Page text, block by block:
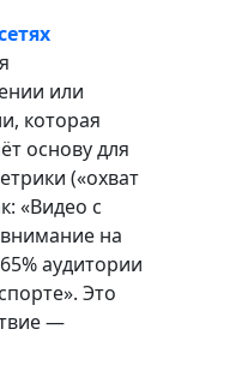
или
которая
основу для
(«охват
«Видео с
на
аудитории
Это
—